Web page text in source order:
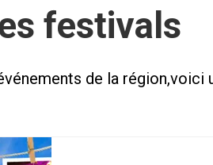
festivals
de la région,voici